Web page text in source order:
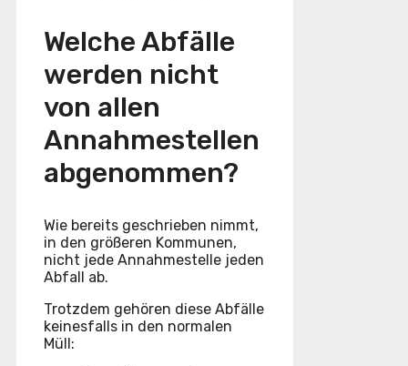
Welche Abfälle
werden nicht
von allen
Annahmestellen
abgenommen?
Wie bereits geschrieben nimmt,
in den größeren Kommunen,
nicht jede Annahmestelle jeden
Abfall ab.
Trotzdem gehören diese Abfälle
keinesfalls in den normalen
Müll: